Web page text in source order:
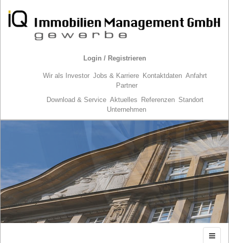
Login / Registrieren
Wir als Investor Jobs & Karriere Kontaktdaten Anfahrt
Partner
Download & Service Aktuelles Referenzen Standort
Unternehmen